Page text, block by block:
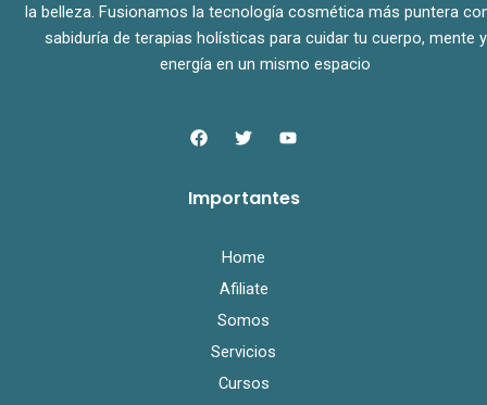
la belleza. Fusionamos la tecnología cosmética más puntera
sabiduría de terapias holísticas para cuidar tu cuerpo, mente y
energía en un mismo espacio
F
a
b
T
w
t
Y
o
u
Importantes
Home
Afiliate
Somos
Servicios
Cursos